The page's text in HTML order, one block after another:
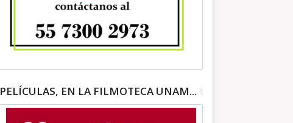
PELÍCULAS, EN LA FILMOTECA UNAM...